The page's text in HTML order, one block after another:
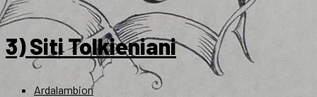
3) Siti Tolkieniani
Ardalambion